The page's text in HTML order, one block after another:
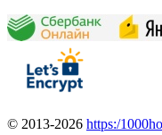
© 2013-2026 https:/